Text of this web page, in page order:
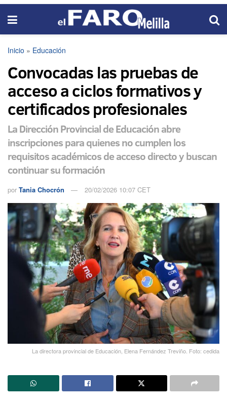
Inicio » Educación
Convocadas las pruebas de
acceso a ciclos formativos y
certificados profesionales
La Dirección Provincial de Educación abre
inscripciones para quienes no cumplen los
requisitos académicos de acceso directo y buscan
continuar su formación
por Tania Chocrón 20/02/2026 10:07 CET
La directora provincial de Educación, Elena Fernández Treviño. Foto: cedida